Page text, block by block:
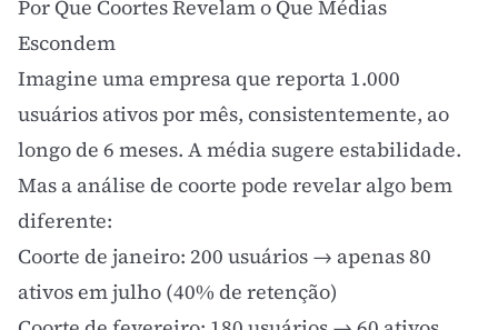
Por Que Coortes Revelam o Que Médias
Escondem
Imagine uma empresa que reporta 1.000
usuários ativos por mês, consistentemente, ao
longo de 6 meses. A média sugere estabilidade.
Mas a análise de coorte pode revelar algo bem
diferente:
Coorte de janeiro: 200 usuários → apenas 80
ativos em julho (40% de retenção)